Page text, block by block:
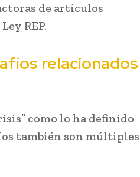
de artículos
REP.
relacionados
como lo ha definido
también son múltiples